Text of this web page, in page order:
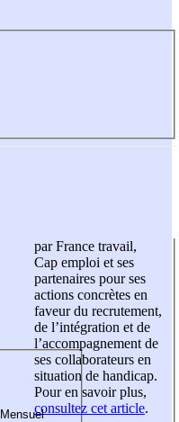
par France travail,
Cap emploi et ses
partenaires pour ses
actions concrètes en
faveur du recrutement,
de l’intégration et de
l’accompagnement de
ses collaborateurs en
situation de handicap.
Pour en savoir plus,
consultez cet article.